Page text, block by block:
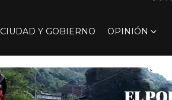
CIUDAD Y GOBIERNO OPINIÓN